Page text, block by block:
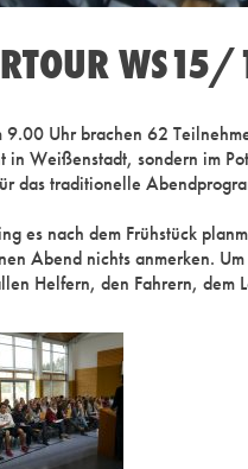
WS15/
9.00 Uhr brachen 62
in Weißenstadt, sondern im
das traditionelle
es nach dem Frühstück
Abend nichts anmerken.
Helfern, den Fahrern, dem